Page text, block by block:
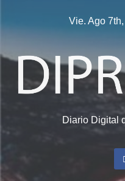
Vie. Ago
Diario Digital